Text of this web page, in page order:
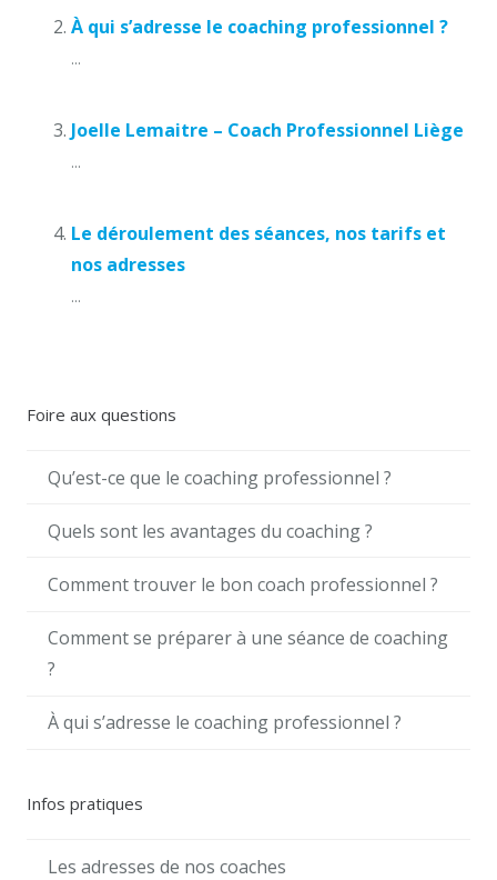
À qui s’adresse le coaching professionnel ?
...
Joelle Lemaitre – Coach Professionnel Liège
...
Le déroulement des séances, nos tarifs et
nos adresses
...
Foire aux questions
Qu’est-ce que le coaching professionnel ?
Quels sont les avantages du coaching ?
Comment trouver le bon coach professionnel ?
Comment se préparer à une séance de coaching
?
À qui s’adresse le coaching professionnel ?
Infos pratiques
Les adresses de nos coaches